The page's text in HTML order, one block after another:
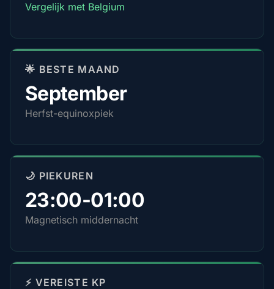
Vergelijk met Belgium
🌟 BESTE MAAND
September
Herfst-equinoxpiek
🌙 PIEKUREN
23:00-01:00
Magnetisch middernacht
⚡ VEREISTE KP